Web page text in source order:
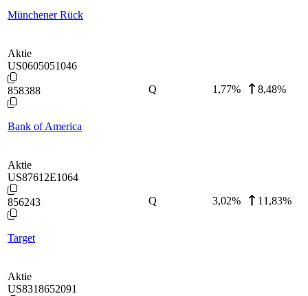
Münchener Rück
Aktie
US0605051046
858388
Bank of America
Q 1,77% 8,48%
Aktie
US87612E1064
856243
Target
Q 3,02% 11,83%
Aktie
US8318652091